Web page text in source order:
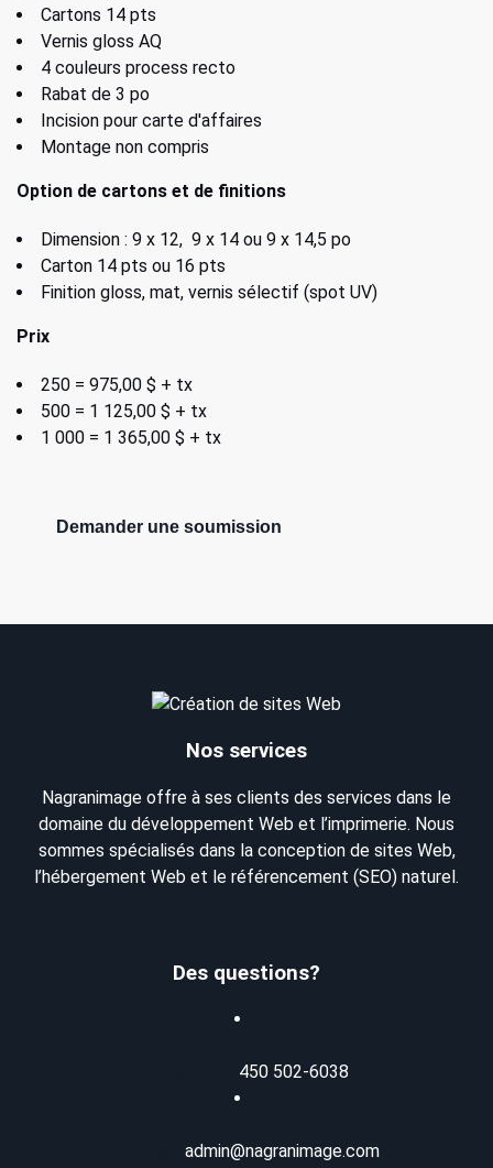
Cartons 14 pts
Vernis gloss AQ
4 couleurs process recto
Rabat de 3 po
Incision pour carte d'affaires
Montage non compris
Option de cartons et de finitions
Dimension : 9 x 12, 9 x 14 ou 9 x 14,5 po
Carton 14 pts ou 16 pts
Finition gloss, mat, vernis sélectif (spot UV)
Prix
250 = 975,00 $ + tx
500 = 1 125,00 $ + tx
1 000 = 1 365,00 $ + tx
Demander une soumission
Nos services
Nagranimage offre à ses clients des services dans le
domaine du développement Web et l’imprimerie. Nous
sommes spécialisés dans la conception de sites Web,
l’hébergement Web et le référencement (SEO) naturel.
Des questions?
450 502-6038
admin@nagranimage.com